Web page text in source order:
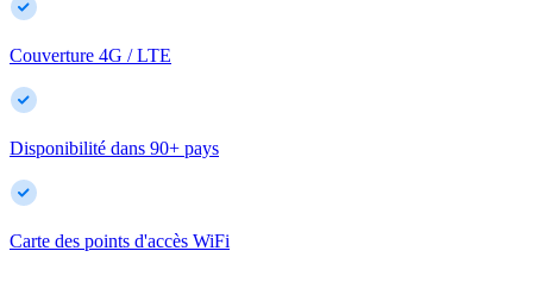
Couverture 4G / LTE
Disponibilité dans 90+ pays
Carte des points d'accès WiFi